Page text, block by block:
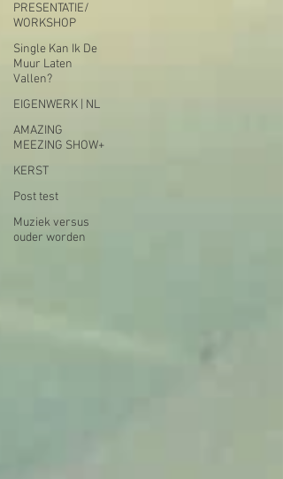
PRESENTATIE/
WORKSHOP
Single Kan Ik De
Muur Laten
Vallen?
EIGENWERK | NL
AMAZING
MEEZING SHOW+
KERST
Post test
Muziek versus
ouder worden